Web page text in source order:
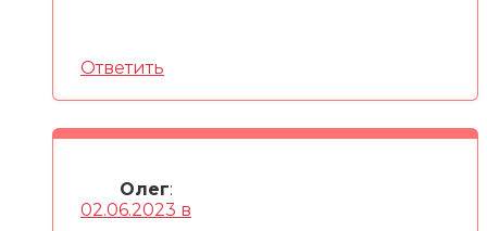
Ответить
Олег:
02.06.2023 в